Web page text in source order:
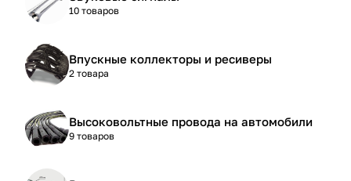
10 товаров
Впускные коллекторы и ресиверы
2 товара
Высоковольтные провода на автомобили
9 товаров